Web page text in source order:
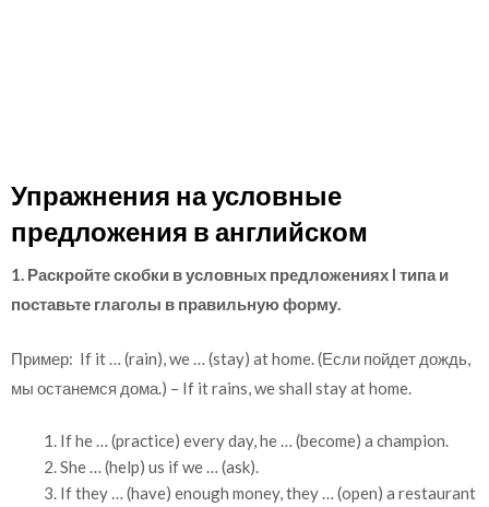
Упражнения на условные
предложения в английском
1. Раскройте скобки в условных предложениях I типа и
поставьте глаголы в правильную форму.
Пример: If it … (rain), we … (stay) at home. (Если пойдет дождь,
мы останемся дома.) – If it rains, we shall stay at home.
If he … (practice) every day, he … (become) a champion.
She … (help) us if we … (ask).
If they … (have) enough money, they … (open) a restaurant